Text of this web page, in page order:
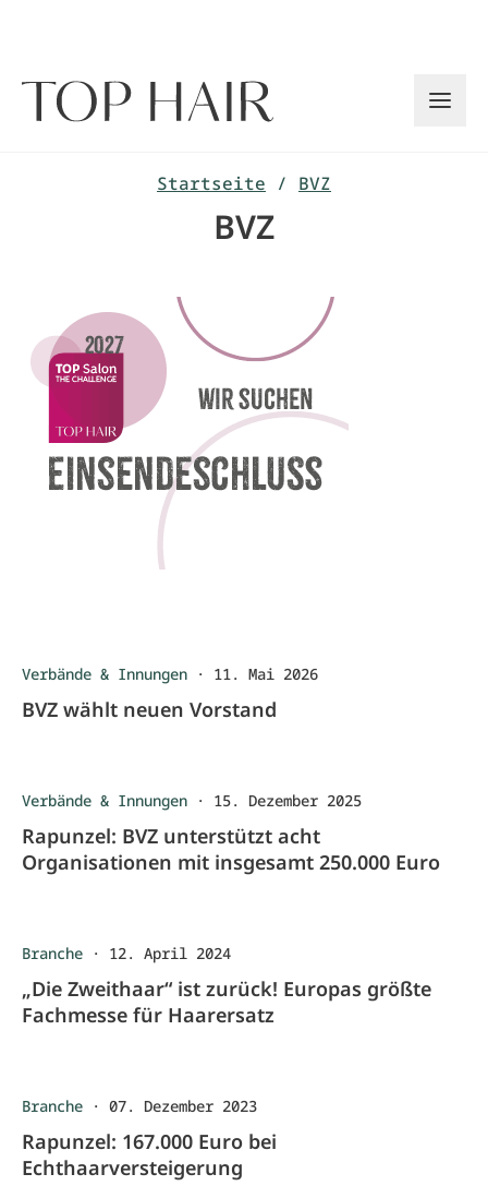
Startseite / BVZ
BVZ
Verbände & Innungen · 11. Mai 2026
BVZ wählt neuen Vorstand
Verbände & Innungen · 15. Dezember 2025
Rapunzel: BVZ unterstützt acht
Organisationen mit insgesamt 250.000 Euro
Branche · 12. April 2024
„Die Zweithaar“ ist zurück! Europas größte
Fachmesse für Haarersatz
Branche · 07. Dezember 2023
Rapunzel: 167.000 Euro bei
Echthaarversteigerung